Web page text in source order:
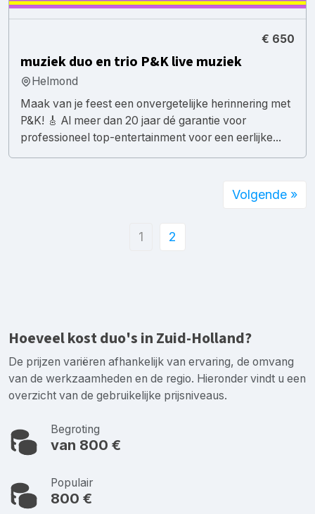
€ 650
muziek duo en trio P&K live muziek
Helmond
Maak van je feest een onvergetelijke herinnering met
P&K! 🎸 Al meer dan 20 jaar dé garantie voor
professioneel top-entertainment voor een eerlijke...
1 2
Volgende »
Hoeveel kost duo's in Zuid-Holland?
De prijzen variëren afhankelijk van ervaring, de omvang
van de werkzaamheden en de regio. Hieronder vindt u een
overzicht van de gebruikelijke prijsniveaus.
Begroting
van 800 €
Populair
800 €